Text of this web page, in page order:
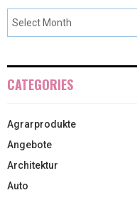
CATEGORIES
Agrarprodukte
Angebote
Architektur
Auto